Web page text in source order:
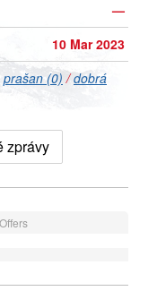
—
10 Mar 2023
prašan (0) /dobrá
zprávy